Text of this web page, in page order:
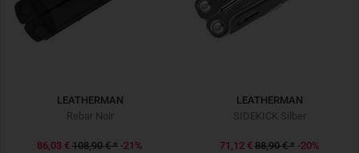
LEATHERMAN
Rebar Noir
86,03 € 108,90 €* -21%
LEATHERMAN
SIDEKICK Silber
71,12 € 88,90 €* -20%